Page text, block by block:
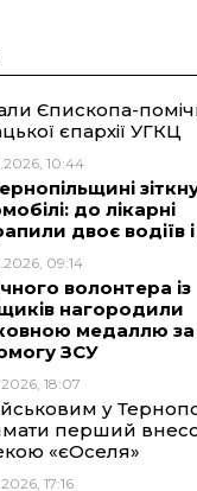
Єпископа-
єпархії УГКЦ
10:44
до лікарні
двоє водіїв
09:14
волонтера із
нагородили
медаллю за
ЗСУ
18:07
у
перший
«єОселя»
17:16